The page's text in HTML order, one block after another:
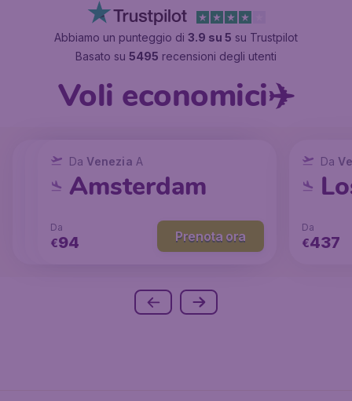
Abbiamo un punteggio di 3.9 su 5 su Trustpilot
Basato su 5495 recensioni degli utenti
Voli economici✈️
Da Venezia A
Bangkok
Prenota ora
Da Milano A
New York
357 Prenota ora
Da Venezia A
Amsterdam
Da
€94 Prenota ora
Da
Da
€437